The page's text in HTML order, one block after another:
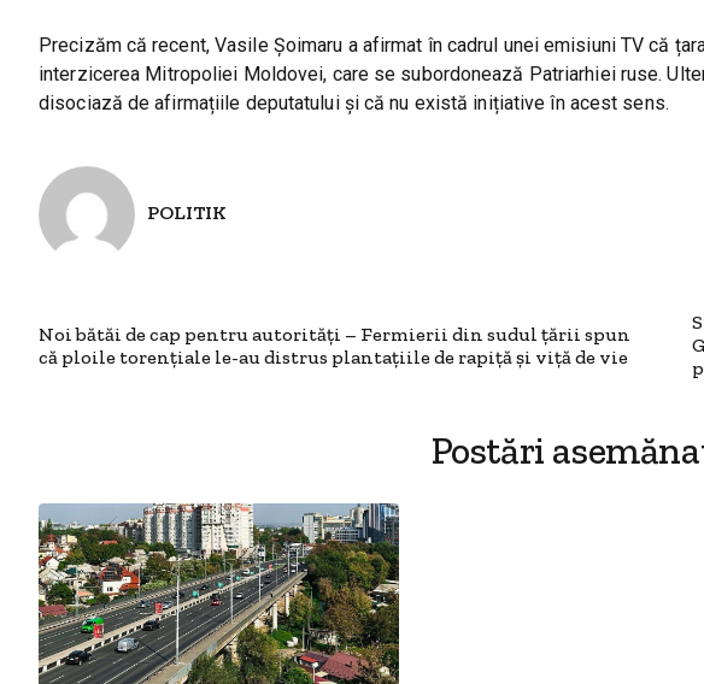
Precizăm că recent, Vasile Șoimaru a afirmat în cadrul unei emisiuni TV că
interzicerea Mitropoliei Moldovei, care se subordonează Patriarhiei ruse.
disociază de afirmațiile deputatului și că nu există inițiative în acest sens.
POLITIK
Noi bătăi de cap pentru autorități – Fermierii din sudul țării spun
că ploile torențiale le-au distrus plantațiile de rapiță și viță de vie
Postări